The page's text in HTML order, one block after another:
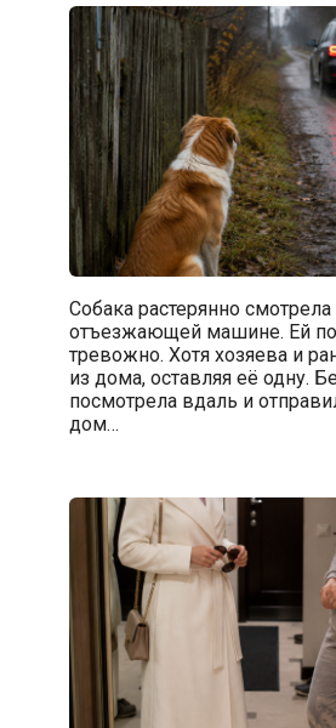
Собака растерянно
отъезжающей машине. Ей
тревожно. Хотя хозяева и
из дома, оставляя её одну.
посмотрела вдаль и
дом…